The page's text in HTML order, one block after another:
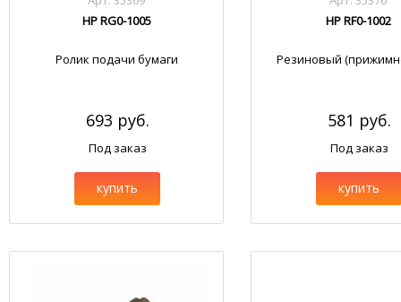
HP RG0-1005
Ролик подачи бумаги
693 руб.
Под заказ
купить
HP RF0-1002
Резиновый
581 руб.
Под заказ
купить